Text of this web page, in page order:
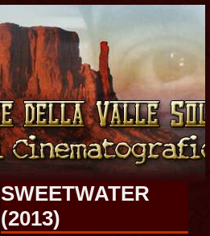
SWEETWATER
(2013)